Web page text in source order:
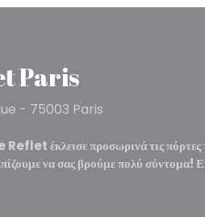
Paris
- 75003 Paris
Reflet έκλεισε προσωρινά τις πόρτες
να σας βρούμε πολύ σύντομα!